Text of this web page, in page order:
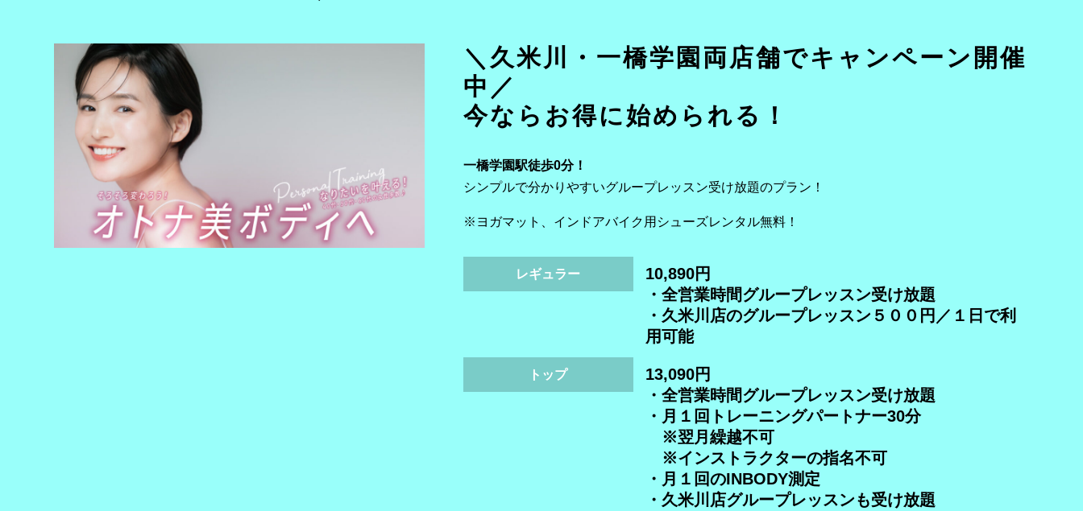
＼久米川・一橋学園両店舗でキャンペーン開催
中／
今ならお得に始められる！
一橋学園駅徒歩0分！
シンプルで分かりやすいグループレッスン受け放題のプラン！
※ヨガマット、インドアバイク用シューズレンタル無料！
レギュラー
10,890円
・全営業時間グループレッスン受け放題
・久米川店のグループレッスン５００円／１日で利
用可能
トップ
13,090円
・全営業時間グループレッスン受け放題
・月１回トレーニングパートナー30分
※翌月繰越不可
※インストラクターの指名不可
・月１回のINBODY測定
・久米川店グループレッスンも受け放題